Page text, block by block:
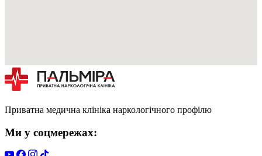
Приватна медична клініка наркологічного профілю
Ми у соцмережах: